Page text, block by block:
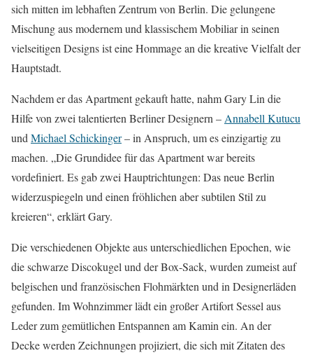
sich mitten im lebhaften Zentrum von Berlin. Die gelungene
Mischung aus modernem und klassischem Mobiliar in seinen
vielseitigen Designs ist eine Hommage an die kreative Vielfalt der
Hauptstadt.
Nachdem er das Apartment gekauft hatte, nahm Gary Lin die
Hilfe von zwei talentierten Berliner Designern – Annabell Kutucu
und Michael Schickinger– in Anspruch, um es einzigartig zu
machen. „Die Grundidee für das Apartment war bereits
vordefiniert. Es gab zwei Hauptrichtungen: Das neue Berlin
widerzuspiegeln und einen fröhlichen aber subtilen Stil zu
kreieren“, erklärt Gary.
Die verschiedenen Objekte aus unterschiedlichen Epochen, wie
die schwarze Discokugel und der Box-Sack, wurden zumeist auf
belgischen und französischen Flohmärkten und in Designerläden
gefunden. Im Wohnzimmer lädt ein großer Artifort Sessel aus
Leder zum gemütlichen Entspannen am Kamin ein. An der
Decke werden Zeichnungen projiziert, die sich mit Zitaten des